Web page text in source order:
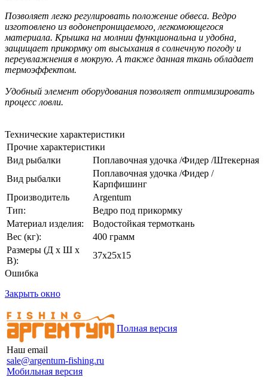
Позволяет легко регулировать положение обвеса. Ведро
изготовлено из водонепроницаемого, легкомоющегося
материала. Крышка на молнии функциональна и удобна,
защищает прикормку от высыхания в солнечную погоду и
переувлажнения в мокрую. А также данная ткань обладает
термоэффектом.
Удобный элемент оборудования позволяет оптимизировать
процесс ловли.
Технические характеристики
Прочие характеристики
Вид рыбалки
Поплавочная удочка /Фидер /Штекерная
Вид рыбалки
Поплавочная удочка /Фидер /
Карпфишинг
Производитель
Argentum
Тип:
Ведро под прикормку
Материал изделия:
Водостойкая термоткань
Вес (кг):
400 грамм
Размеры (Д х Ш х
В):
37х25х15
Ошибка
Закрыть окно
Наш email
sale@argentum-fishing.ru
Мобильная версия
Полная версия